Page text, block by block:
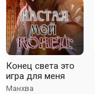
Конец света это
игра для меня
Манхва